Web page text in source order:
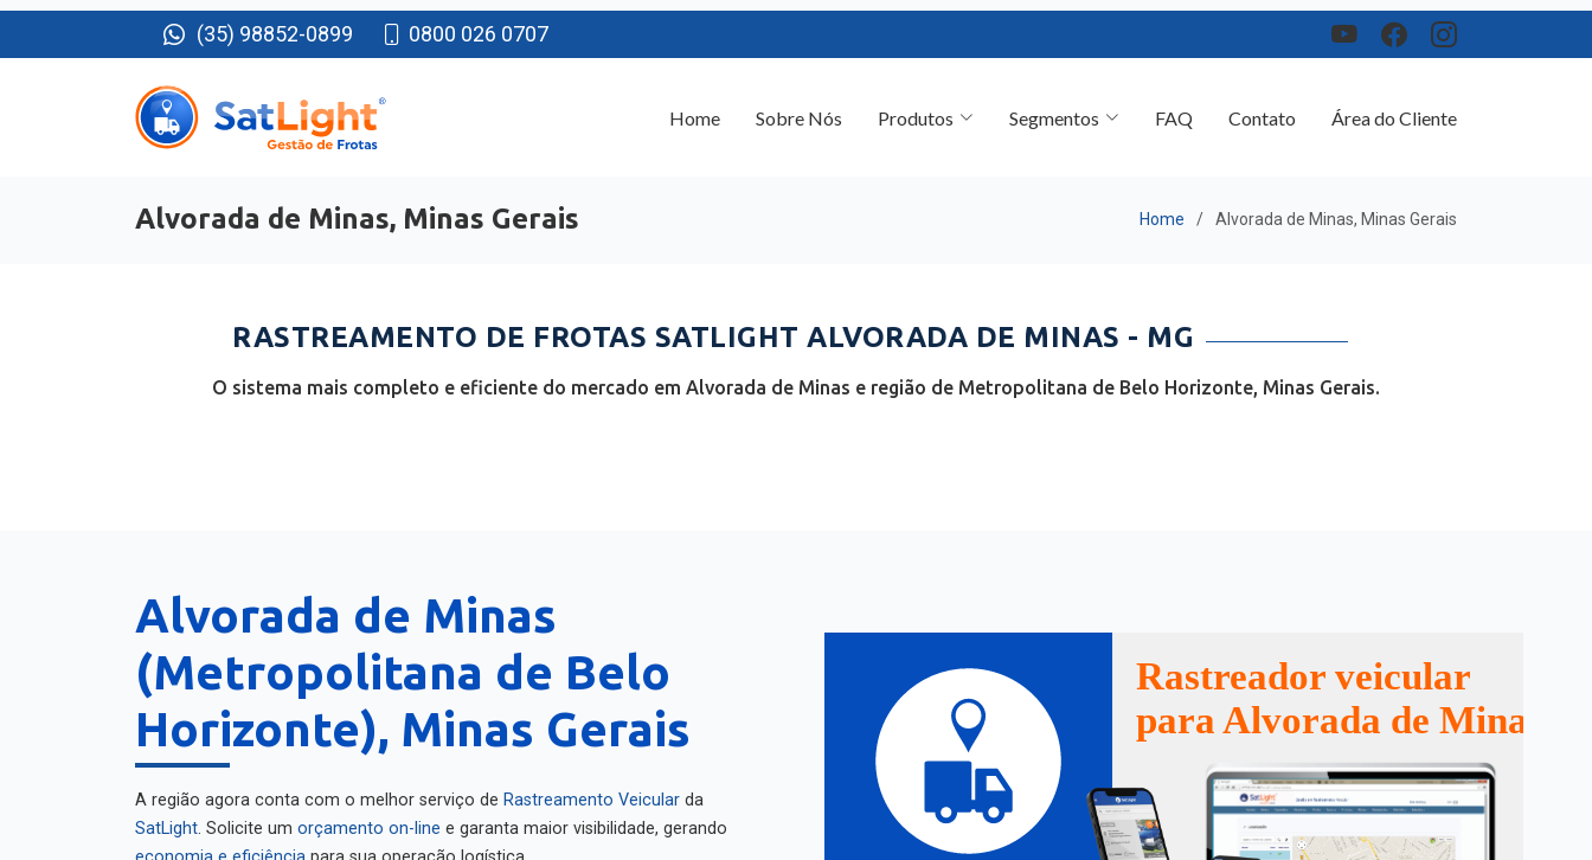
(35) 98852-0899 0800 026 0707
Área do Cliente
Alvorada de Minas, Minas Gerais Home Alvorada de Minas, Minas Gerais
RASTREAMENTO DE FROTAS SATLIGHT ALVORADA DE MINAS - MG
O sistema mais completo e eficiente do mercado em Alvorada de Minas e região de Metropolitana de Belo Horizonte, Minas Gerais.
Alvorada de Minas
(Metropolitana de Belo
Horizonte), Minas Gerais
A região agora conta com o melhor serviço de Rastreamento Veicular da
SatLight . Solicite um orçamento on-line e garanta maior visibilidade, gerando
economia e eficiência para sua operação logística.
Rastreador veicular
para Alvorada de Minas